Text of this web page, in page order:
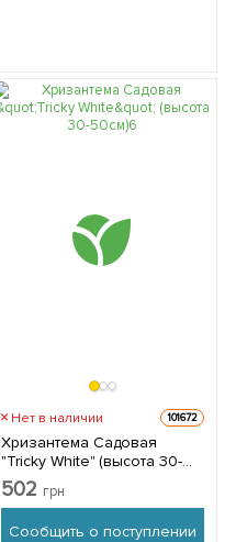
Нет в наличии 101672
Хризантема Садовая
"Tricky White" (высота 30-
50см) 1 саженец в
упаковке
502 грн
Сообщить о поступлении